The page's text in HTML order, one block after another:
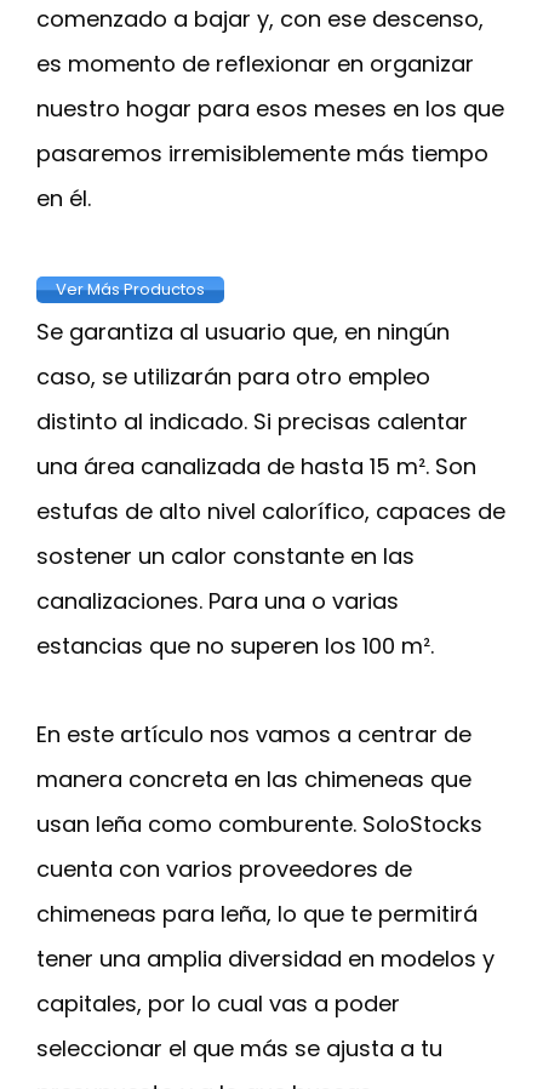
comenzado a bajar y, con ese descenso,
es momento de reflexionar en organizar
nuestro hogar para esos meses en los que
pasaremos irremisiblemente más tiempo
en él.
Ver Más Productos
Se garantiza al usuario que, en ningún
caso, se utilizarán para otro empleo
distinto al indicado. Si precisas calentar
una área canalizada de hasta 15 m². Son
estufas de alto nivel calorífico, capaces de
sostener un calor constante en las
canalizaciones. Para una o varias
estancias que no superen los 100 m².
En este artículo nos vamos a centrar de
manera concreta en las chimeneas que
usan leña como comburente. SoloStocks
cuenta con varios proveedores de
chimeneas para leña, lo que te permitirá
tener una amplia diversidad en modelos y
capitales, por lo cual vas a poder
seleccionar el que más se ajusta a tu